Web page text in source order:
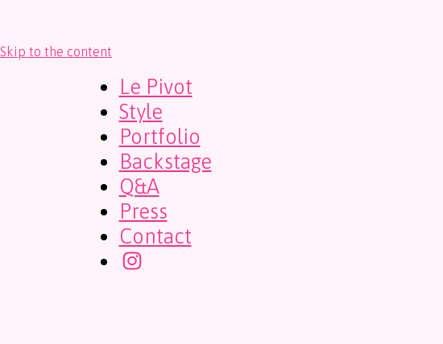
Skip to the content
Le Pivot
Style
Portfolio
Backstage
Q&A
Press
Contact